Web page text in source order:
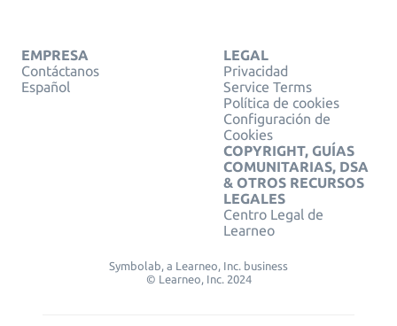
EMPRESA
Contáctanos
Español
LEGAL
Privacidad
Service Terms
Política de cookies
Configuración de
Cookies
COPYRIGHT, GUÍAS
COMUNITARIAS, DSA
& OTROS RECURSOS
LEGALES
Centro Legal de
Learneo
Symbolab, a Learneo, Inc. business
© Learneo, Inc. 2024